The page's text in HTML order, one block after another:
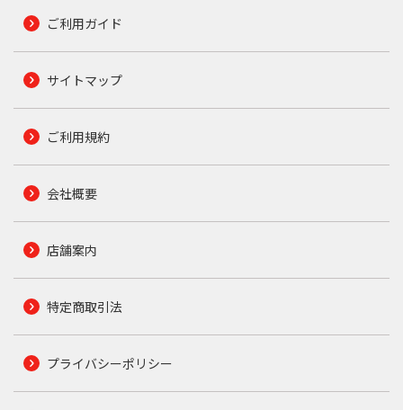
ご利用ガイド
サイトマップ
ご利用規約
会社概要
店舗案内
特定商取引法
プライバシーポリシー